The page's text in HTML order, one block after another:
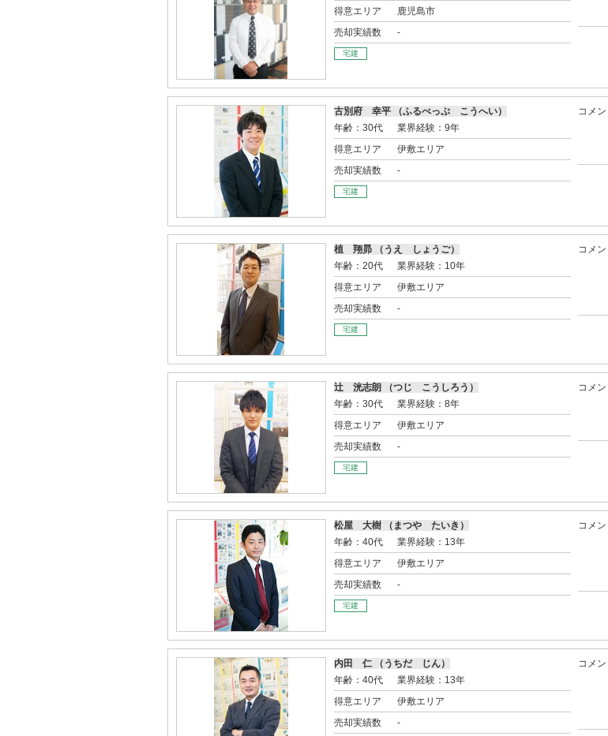
得意エリア
鹿児島市
売却実績数
-
宅建
古別府 幸平 （ふるべっぷ こうへい）
年齢：30代
業界経験：9年
得意エリア
伊敷エリア
売却実績数
-
宅建
コメン
植 翔昴 （うえ しょうご）
年齢：20代
業界経験：10年
得意エリア
伊敷エリア
売却実績数
-
宅建
コメン
辻 洸志朗 （つじ こうしろう）
年齢：30代
業界経験：8年
得意エリア
伊敷エリア
売却実績数
-
宅建
コメン
松屋 大樹 （まつや たいき）
年齢：40代
業界経験：13年
得意エリア
伊敷エリア
売却実績数
-
宅建
コメン
内田 仁 （うちだ じん）
年齢：40代
業界経験：13年
得意エリア
伊敷エリア
売却実績数
-
コメン